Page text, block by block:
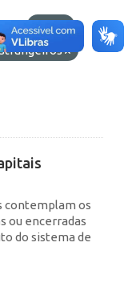
ROF
contemplam os
ou encerradas
do sistema de